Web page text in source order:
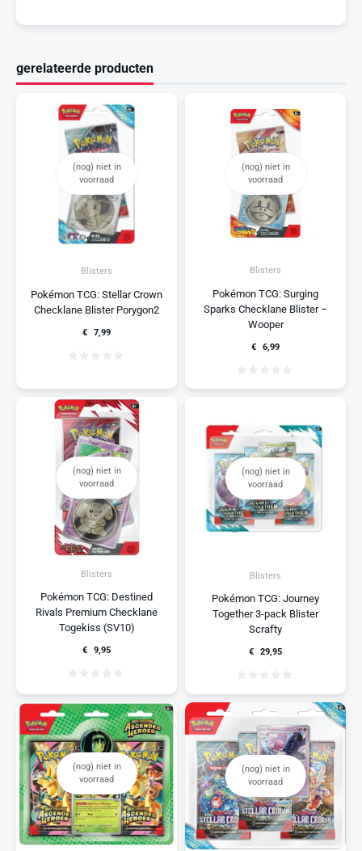
gerelateerde producten
(nog) niet in
voorraad
Blisters
Pokémon TCG: Stellar Crown
Checklane Blister Porygon2
€ 7,99
(nog) niet in
voorraad
Blisters
Pokémon TCG: Surging
Sparks Checklane Blister –
Wooper
€ 6,99
(nog) niet in
voorraad
Blisters
Pokémon TCG: Destined
Rivals Premium Checklane
Togekiss (SV10)
€ 9,95
(nog) niet in
voorraad
Blisters
Pokémon TCG: Journey
Together 3-pack Blister
Scrafty
€ 29,95
(nog) niet in
voorraad
(nog) niet in
voorraad